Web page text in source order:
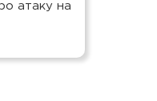
атаку на